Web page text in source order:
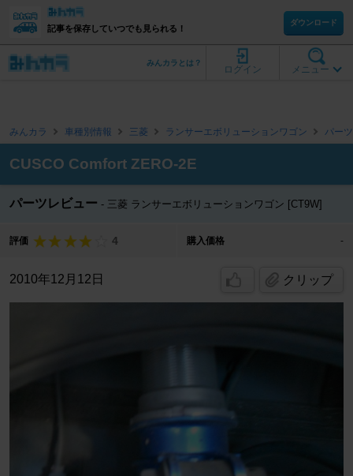
記事を保存していつでも見られる！
ダウンロード
メニュー
ログイン
みんカラとは？
みんカラ 車種別情報 三菱 ランサーエボリューションワゴン パー
CUSCO Comfort ZERO-2E
パーツレビュー 三菱 ランサーエボリューションワゴン [CT9W]
評価 4 購入価格 -
2010年12月12日 クリップ